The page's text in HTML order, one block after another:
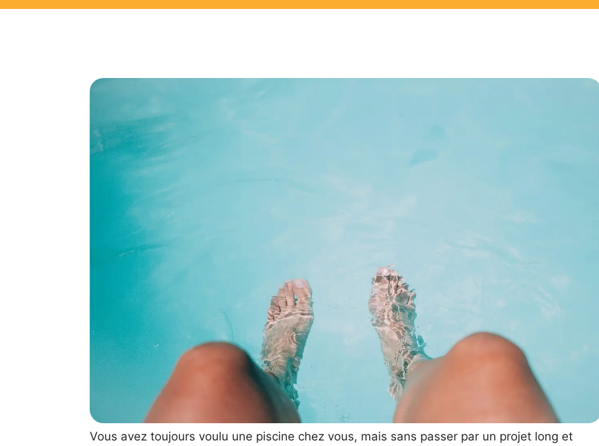
Vous avez toujours voulu une piscine chez vous, mais sans passer par un projet long et